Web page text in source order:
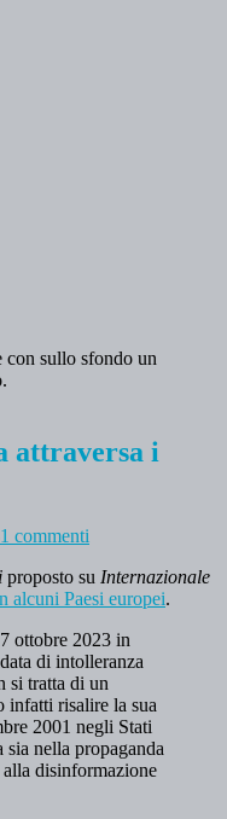
attraversa i
commenti
proposto su Internazionale
alcuni Paesi europei.
ottobre 2023 in
di intolleranza
si tratta di un
infatti risalire la sua
2001 negli Stati
nella propaganda
disinformazione